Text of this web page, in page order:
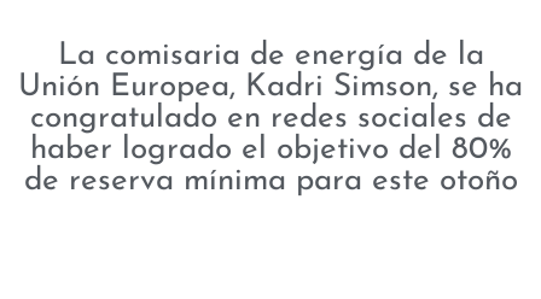
La comisaria de energía de la
Unión Europea, Kadri Simson, se ha
congratulado en redes sociales de
haber logrado el objetivo del 80%
de reserva mínima para este otoño